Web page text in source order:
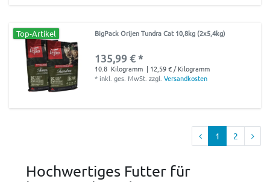
Top-Artikel BigPack Orijen Tundra Cat 10,8kg (2x5,4kg)
135,99 € *
10.8 Kilogramm | 12,59 € / Kilogramm
* inkl. ges. MwSt. zzgl.Versandkosten
1 2
Hochwertiges Futter für